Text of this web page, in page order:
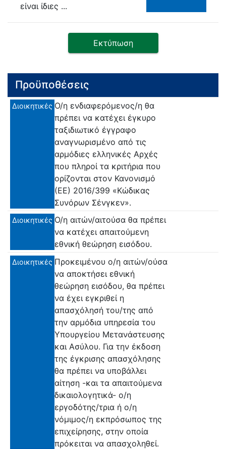
είναι ίδιες ...
Εκτύπωση
Προϋποθέσεις
Διοικητικές Ο/η ενδιαφερόμενος/η θα
πρέπει να κατέχει έγκυρο
ταξιδιωτικό έγγραφο
αναγνωρισμένο από τις
αρμόδιες ελληνικές Αρχές
που πληροί τα κριτήρια που
ορίζονται στον Κανονισμό
(ΕΕ) 2016/399 «Κώδικας
Συνόρων Σένγκεν».
Διοικητικές O/η αιτών/αιτούσα θα πρέπει
να κατέχει απαιτούμενη
εθνική θεώρηση εισόδου.
Διοικητικές Προκειμένου ο/η αιτών/ούσα
να αποκτήσει εθνική
θεώρηση εισόδου, θα πρέπει
να έχει εγκριθεί η
απασχόλησή του/της από
την αρμόδια υπηρεσία του
Υπουργείου Μετανάστευσης
και Ασύλου. Για την έκδοση
της έγκρισης απασχόλησης
θα πρέπει να υποβάλλει
αίτηση -και τα απαιτούμενα
δικαιολογητικά- ο/η
εργοδότης/τρια ή ο/η
νόμιμος/η εκπρόσωπος της
επιχείρησης, στην οποία
πρόκειται να απασχοληθεί.